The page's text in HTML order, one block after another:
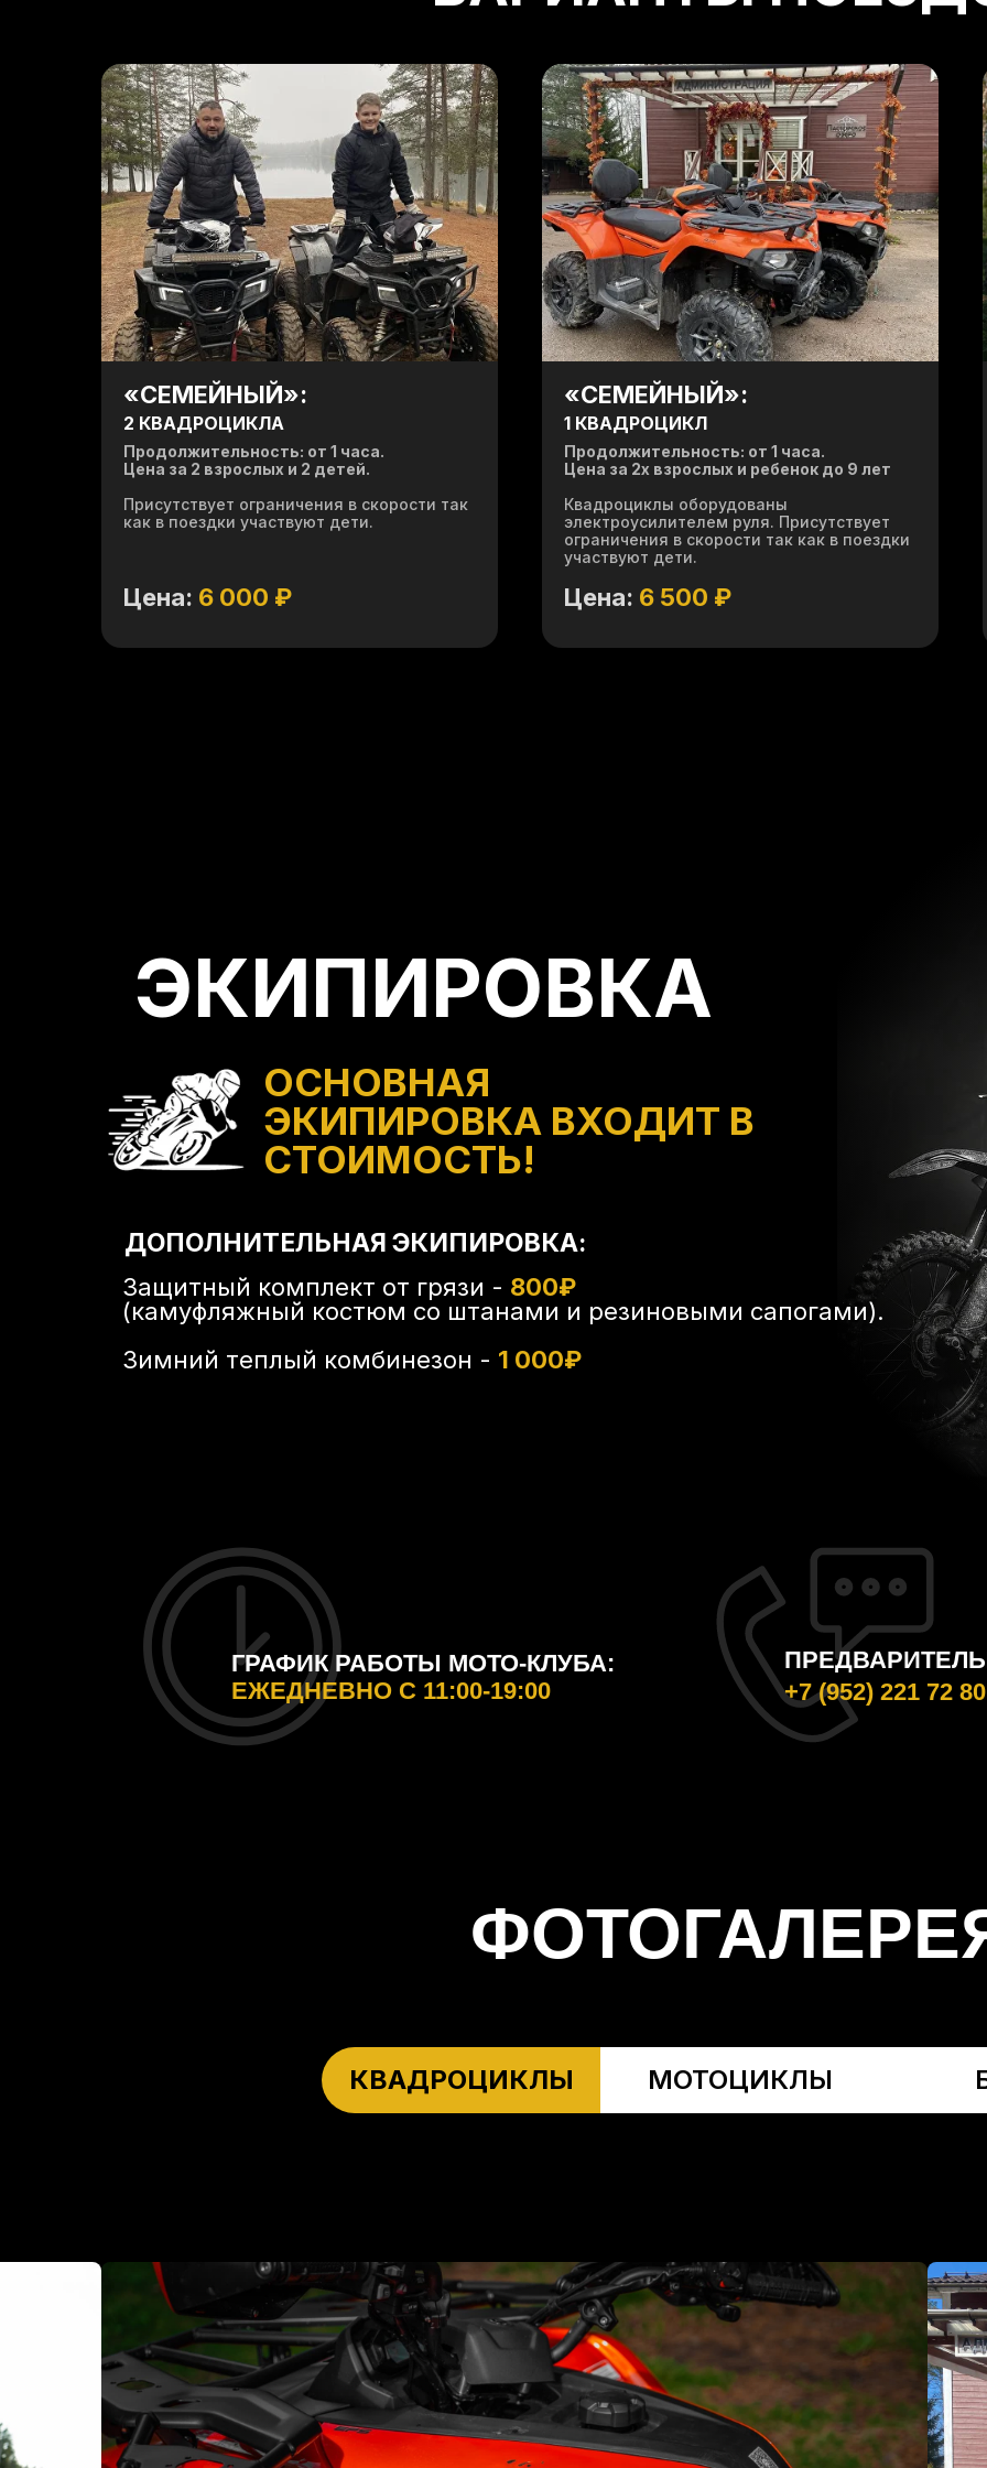
«CЕМЕЙНЫЙ»:
2 КВАДРОЦИКЛА
Продолжительность: от 1 часа.
Цена за 2 взрослых и 2 детей.
Присутствует ограничения в скорости так
как в поездки участвуют дети.
Цена: 6 000 ₽
«CЕМЕЙНЫЙ»:
1 КВАДРОЦИКЛ
Продолжительность: от 1 часа.
Цена за 2х взрослых и ребенок до 9 лет
Квадроциклы оборудованы
электроусилителем руля. Присутствует
ограничения в скорости так как в поездки
участвуют дети.
Цена: 6 500 ₽
ЭКИПИРОВКА
Защитный комплект от грязи - 800₽
(камуфляжный костюм со штанами и резиновыми сапогами).
Зимний теплый комбинезон - 1 000₽
ДОПОЛНИТЕЛЬНАЯ ЭКИПИРОВКА:
ОСНОВНАЯ
ЭКИПИРОВКА ВХОДИТ В
СТОИМОСТЬ!
+7 (952) 221 72 80
ГРАФИК РАБОТЫ МОТО-КЛУБА:
ЕЖЕДНЕВНО С 11:00-19:00
КВАДРОЦИКЛЫ МОТОЦИКЛЫ